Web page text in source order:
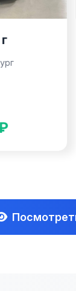
2022 г
Петербург
км
₽